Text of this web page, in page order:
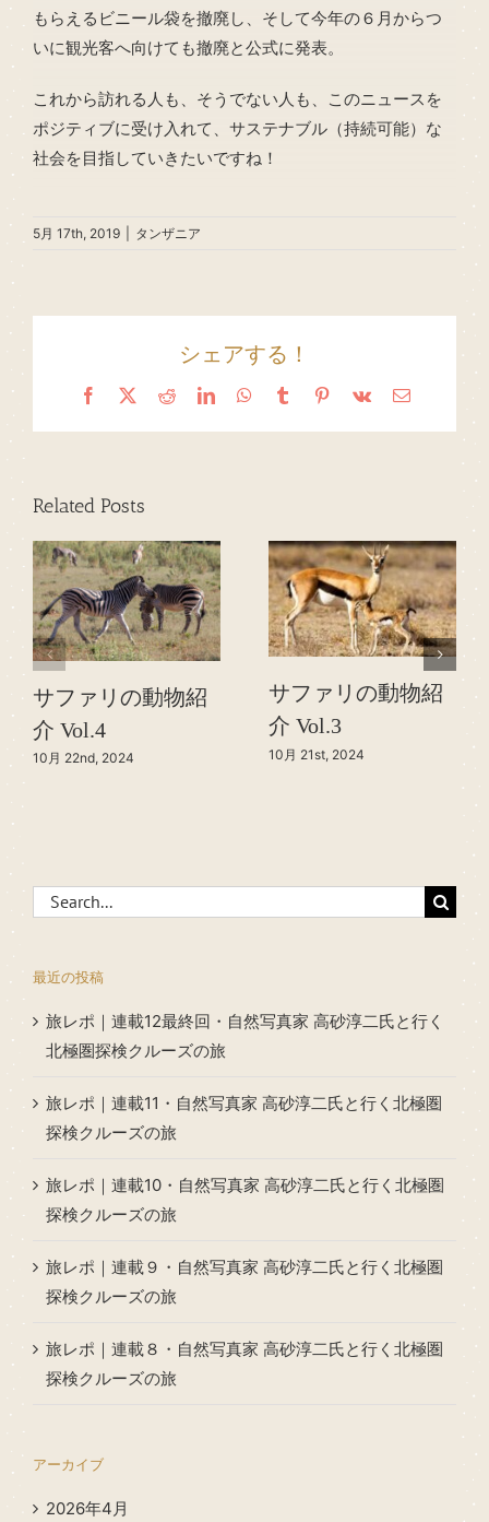
もらえるビニール袋を撤廃し、そして今年の６月からつ
いに観光客へ向けても撤廃と公式に発表。
これから訪れる人も、そうでない人も、このニュースを
ポジティブに受け入れて、サステナブル（持続可能）な
社会を目指していきたいですね！
5月 17th, 2019 タンザニア
シェアする！
Facebook
X RedditLinkedInWhatsApp
TumblrPinterest
Vk Email
Related Posts
サファリの動物紹
介 Vol.4
10月 22nd, 2024
サファリの動物紹
介 Vol.3
10月 21st, 2024
Search
for:
最近の投稿
旅レポ｜連載12最終回・自然写真家 高砂淳二氏と行く
北極圏探検クルーズの旅
旅レポ｜連載11・自然写真家 高砂淳二氏と行く北極圏
探検クルーズの旅
旅レポ｜連載10・自然写真家 高砂淳二氏と行く北極圏
探検クルーズの旅
旅レポ｜連載９・自然写真家 高砂淳二氏と行く北極圏
探検クルーズの旅
旅レポ｜連載８・自然写真家 高砂淳二氏と行く北極圏
探検クルーズの旅
アーカイブ
2026年4月